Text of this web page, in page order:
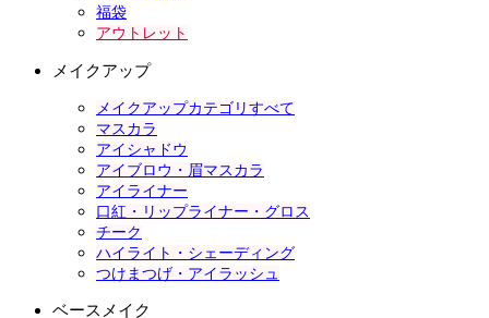
福袋
アウトレット
メイクアップ
メイクアップカテゴリすべて
マスカラ
アイシャドウ
アイブロウ・眉マスカラ
アイライナー
口紅・リップライナー・グロス
チーク
ハイライト・シェーディング
つけまつげ・アイラッシュ
ベースメイク